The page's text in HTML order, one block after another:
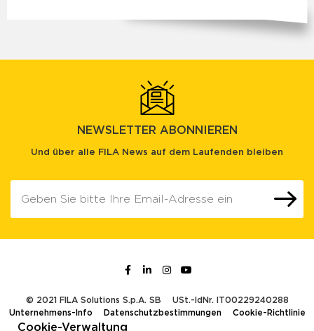
NEWSLETTER ABONNIEREN
Und über alle FILA News auf dem Laufenden bleiben
© 2021 FILA Solutions S.p.A. SB
USt.-IdNr. IT00229240288
Unternehmens-Info
Datenschutzbestimmungen Cookie-Richtlinie
Cookie-Verwaltung